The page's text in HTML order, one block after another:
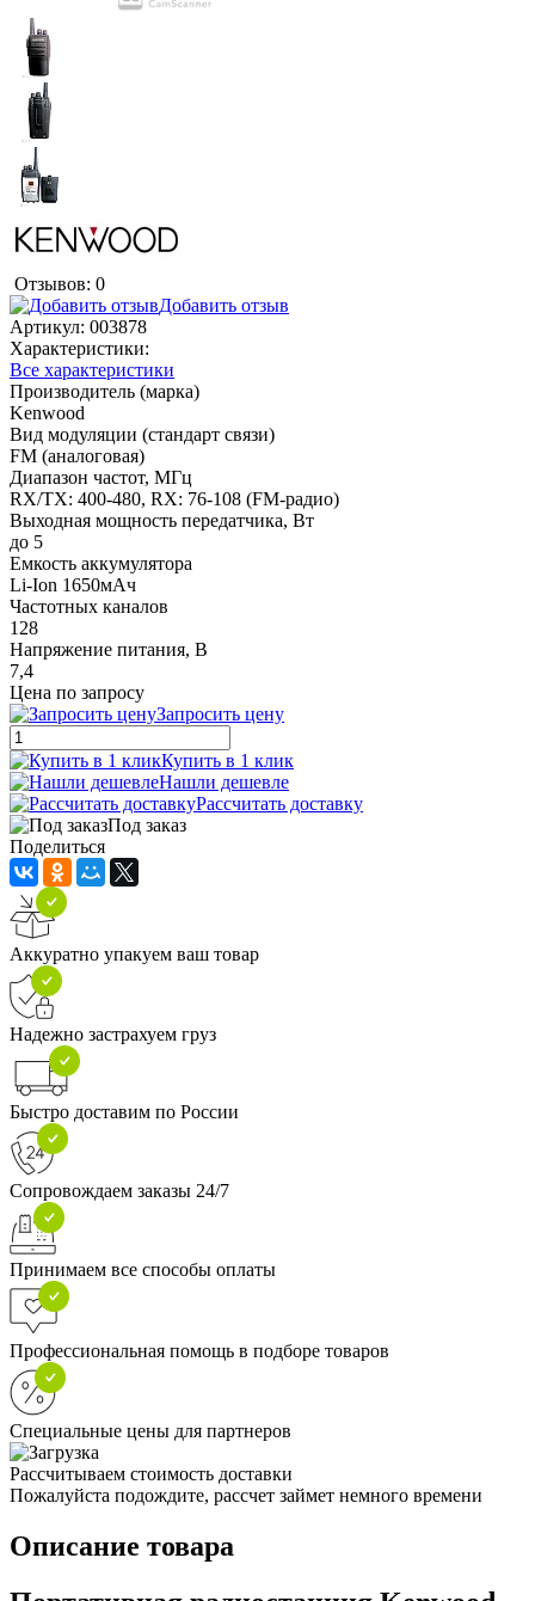
Отзывов: 0
Добавить отзыв
Артикул: 003878
Характеристики:
Все характеристики
Производитель (марка)
Kenwood
Вид модуляции (стандарт связи)
FM (аналоговая)
Диапазон частот, МГц
RX/TX: 400-480, RX: 76-108 (FM-радио)
Выходная мощность передатчика, Вт
до 5
Емкость аккумулятора
Li-Ion 1650мАч
Частотных каналов
128
Напряжение питания, В
7,4
Цена по запросу
Запросить цену
Купить в 1 клик
Нашли дешевле
Рассчитать доставку
Под заказ
Поделиться
Аккуратно упакуем ваш товар
Надежно застрахуем груз
Быстро доставим по России
Сопровождаем заказы 24/7
Принимаем все способы оплаты
Профессиональная помощь в подборе товаров
Специальные цены для партнеров
Рассчитываем стоимость доставки
Пожалуйста подождите, рассчет займет немного времени
Описание товара